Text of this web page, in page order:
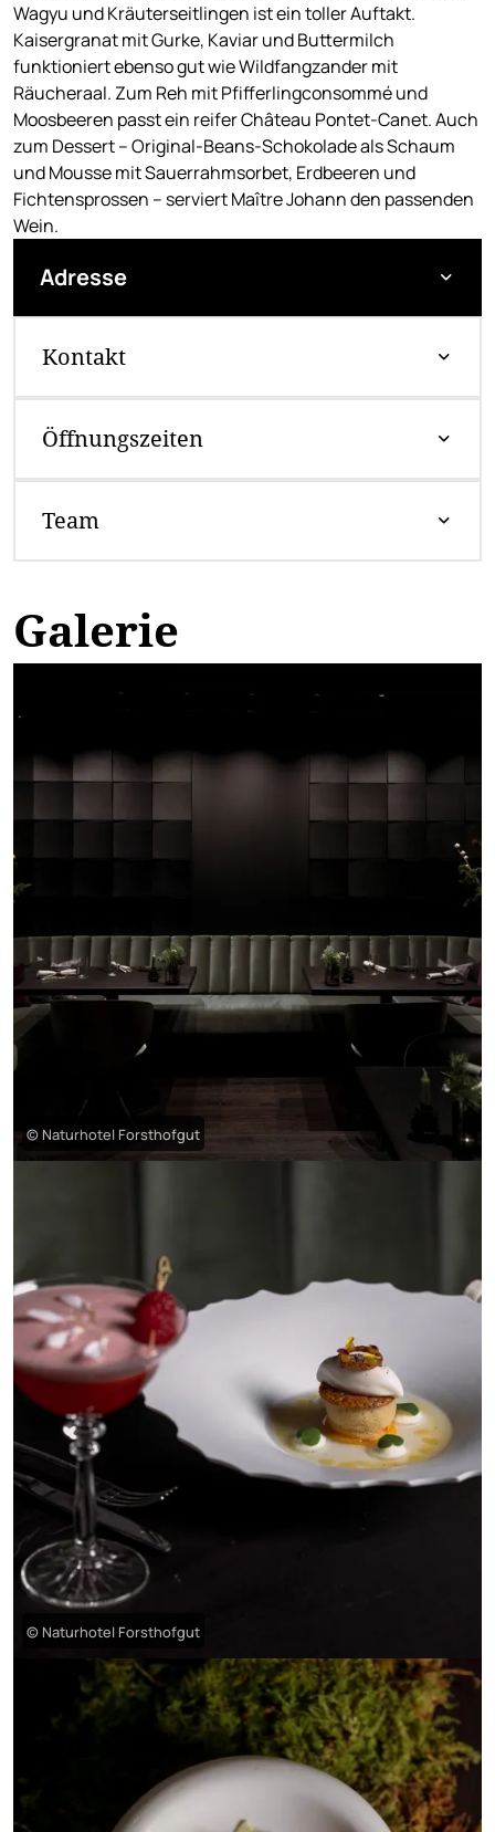
Wagyu und Kräuterseitlingen ist ein toller Auftakt.
Kaisergranat mit Gurke, Kaviar und Buttermilch
funktioniert ebenso gut wie Wildfangzander mit
Räucheraal. Zum Reh mit Pfifferlingconsommé und
Moosbeeren passt ein reifer Château Pontet-Canet. Auch
zum Dessert – Original-Beans-Schokolade als Schaum
und Mousse mit Sauerrahmsorbet, Erdbeeren und
Fichtensprossen – serviert Maître Johann den passenden
Wein.
Adresse
Kontakt
Öffnungszeiten
Team
Galerie
© Naturhotel Forsthofgut
© Naturhotel Forsthofgut